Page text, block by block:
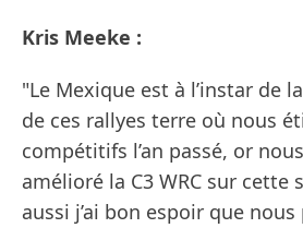
Kris Meeke :
"Le Mexique est à l’instar de
de ces rallyes terre où nous
compétitifs l’an passé, or
amélioré la C3 WRC sur cette
aussi j’ai bon espoir que